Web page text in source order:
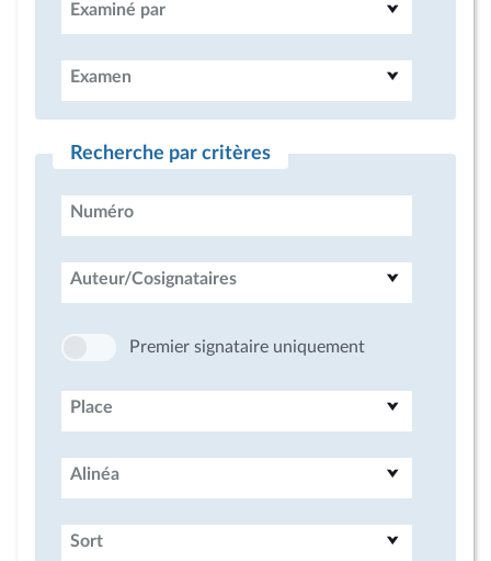
Examiné par
Examen
Recherche par critères
Numéro
Auteur/Cosignataires
Premier signataire uniquement
Place
Alinéa
Sort